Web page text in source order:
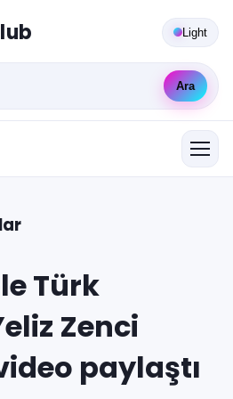
Ara
Light
Türk
Zenci
paylaştı